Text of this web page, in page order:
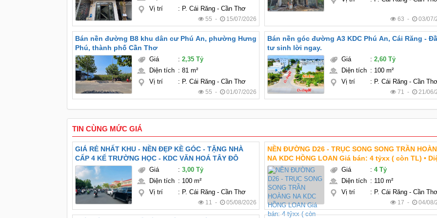
Vị trí
: P. Cái Răng - Cần Thơ
55 - 15/07/2026 63 - 03/07/
Bán nền đường B8 khu dân cư Phú An, phường Hưng
Phú, thành phố Cần Thơ
Giá :2,35 Tỷ
Diện tích :81 m²
Vị trí
: P. Cái Răng - Cần Thơ
55 - 01/07/2026
Bán nền góc đường A3 KDC Phú An, Cái Răng -
tư sinh lời ngay.
Giá :2,60 Tỷ
Diện tích : 100 m²
Vị trí
: P. Cái Răng - Cần
71 - 21/06/
TIN CÙNG MỨC GIÁ
GIÁ RẺ NHẤT KHU - NỀN ĐẸP KỀ GÓC - TẶNG NHÀ
CẤP 4 KẾ TRƯỜNG HỌC - KDC VĂN HOÁ TÂY ĐÔ
Giá :3,00 Tỷ
Diện tích : 100 m²
Vị trí
: P. Cái Răng - Cần Thơ
11 - 05/08/2026
NỀN ĐƯỜNG D26 - TRỤC SONG SONG TRẦN
NA KDC HỒNG LOAN Giá bán: 4 tỷxx ( còn TL) • Diện
tích: 5m x 22m = 110m2 • Hướng: Tây Nam • Lộ giới
20m
Giá :4 Tỷ
Diện tích : 110 m²
Vị trí
: P. Cái Răng - Cần
17 - 04/08/